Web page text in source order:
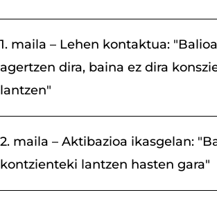
1. maila – Lehen kontaktua:
agertzen dira, baina ez dira
lantzen"
Egun seinalatuetan edo
puntualetan agertzen dira
2. maila – Aktibazioa ikasgelan:
kontzienteki lantzen hasten gara"